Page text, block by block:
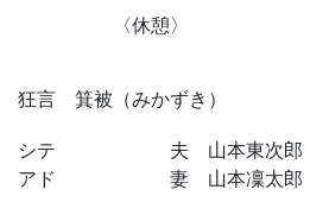
〈休憩〉
狂言 箕被（みかずき）
シテ 夫 山本東次郎
アド 妻 山本凜太郎